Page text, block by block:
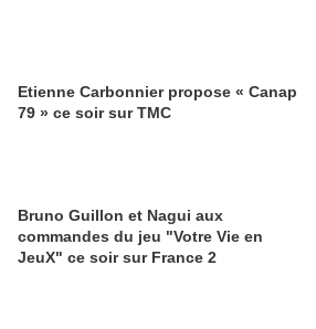
Etienne Carbonnier propose « Canap
79 » ce soir sur TMC
Bruno Guillon et Nagui aux
commandes du jeu "Votre Vie en
JeuX" ce soir sur France 2